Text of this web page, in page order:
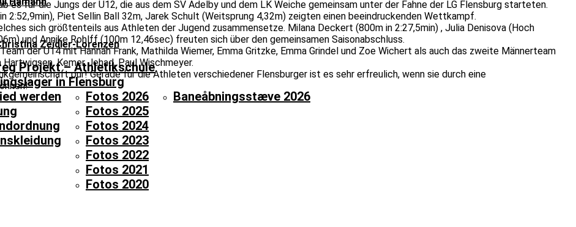
Zeidler-Lorenzen
Projekt – Athletikschule
in Flensburg
werden
Fotos 2026
Fotos 2025
Fotos 2024
Fotos 2023
Fotos 2022
Fotos 2021
Fotos 2020
Baneåbningsstæve 2026
es für die Jungs der U12, die aus dem SV Adelby und dem LK Weiche gemeinsam unter der Fahne der LG Flensburg starteten.
2:52,9min), Piet Sellin Ball 32m, Jarek Schult (Weitsprung 4,32m) zeigten einen beeindruckenden Wettkampf.
sich größtenteils aus Athleten der Jugend zusammensetze. Milana Deckert (800m in 2:27,5min) , Julia Denisova (Hoch
und Annike Rohlff (100m 12,46sec) freuten sich über den gemeinsamen Saisonabschluss.
der U14 mit Hannah Frank, Mathilda Wiemer, Emma Gritzke, Emma Grindel und Zoe Wichert als auch das zweite Männerteam
Kemer Jehad, Paul Wischmeyer.
pur! Gerade für die Athleten verschiedener Flensburger ist es sehr erfreulich, wenn sie durch eine